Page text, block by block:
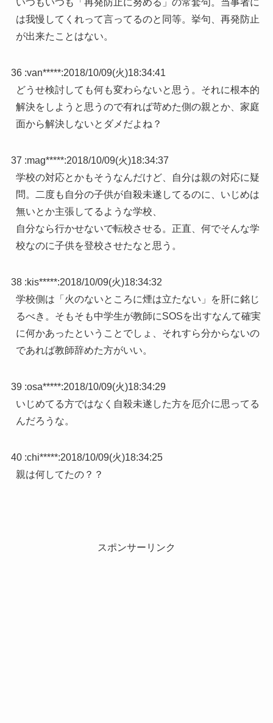
いつもいつも「再発防止に努める」の常套句。当事者に
は我慢してくれって言ってるのと同等。挙句、再発防止
が出来たことはない。
36 :van*****:2018/10/09(火)18:34:41
どうせ検討しても何も変わらないと思う。それに根本的
解決をしようと思うので有れば苛めた側の親とか、家庭
面から解決しないとダメだよね？
37 :mag*****:2018/10/09(火)18:34:37
学校の対応とかもそうなんだけど、自分は親の対応に疑
問。二度も自分の子供が自殺未遂してるのに、いじめは
無いとか主張してるような学校、
自分なら行かせないで転校させる。正直、何でそんな学
校なのに子供を登校させたなと思う。
38 :kis*****:2018/10/09(火)18:34:32
学校側は「火のないところに煙は立たない」を肝に銘じ
るべき。そもそも中学生が教師にSOSを出すなんて確実
に何かあったということでしょ、それすら分からないの
であれば教師辞めた方がいい。
39 :osa*****:2018/10/09(火)18:34:29
いじめてる方ではなく自殺未遂した方を厄介に思ってる
んだろうな。
40 :chi*****:2018/10/09(火)18:34:25
親は何してたの？？
スポンサーリンク